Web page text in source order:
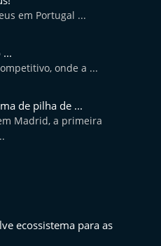
em Portugal ...
...
onde a ...
de pilha de ...
Madrid, a primeira
ecossistema para as